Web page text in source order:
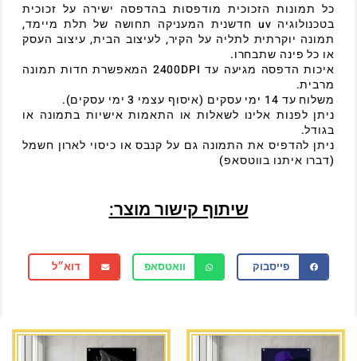
כל תמונות הזכוכית מודפסות בהדפסה ישירה על זכוכית
בטכנולוגיה uv חדשנית המעניקה תחושה של תלת מיימד,
תמונה יוקרתית לתליה על הקיר, לעיצוב הבית, עיצוב העסק
או כל פינה שתבחרו.
איכות הדפסה מגיעה עד 2400DPI המאפשרת חדות תמונה
מרבית.
משלוח עד 14 ימי עסקים (איסוף עצמי 3 ימי עסקים).
ניתן לפנות אלינו לשאלות או התאמות אישיות בתמונה או
בגודל.
ניתן להדפיס את התמונה גם על קנבס או כיסוי לארון חשמל
(דברו איתנו בווטסאפ)
שיתוף קישור מוצר:
פייסבוק וואטסאפ דוא״ל